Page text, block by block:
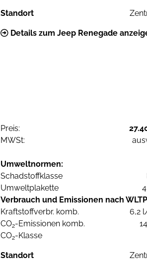
Standort
Details zum Jeep Renegade
Preis:
MWSt:
Umweltnormen:
Schadstoffklasse
Umweltplakette
Verbrauch und Emissionen nach
Kraftstoffverbr. komb.
6,2
CO2-Emissionen komb.
CO2-Klasse
Standort